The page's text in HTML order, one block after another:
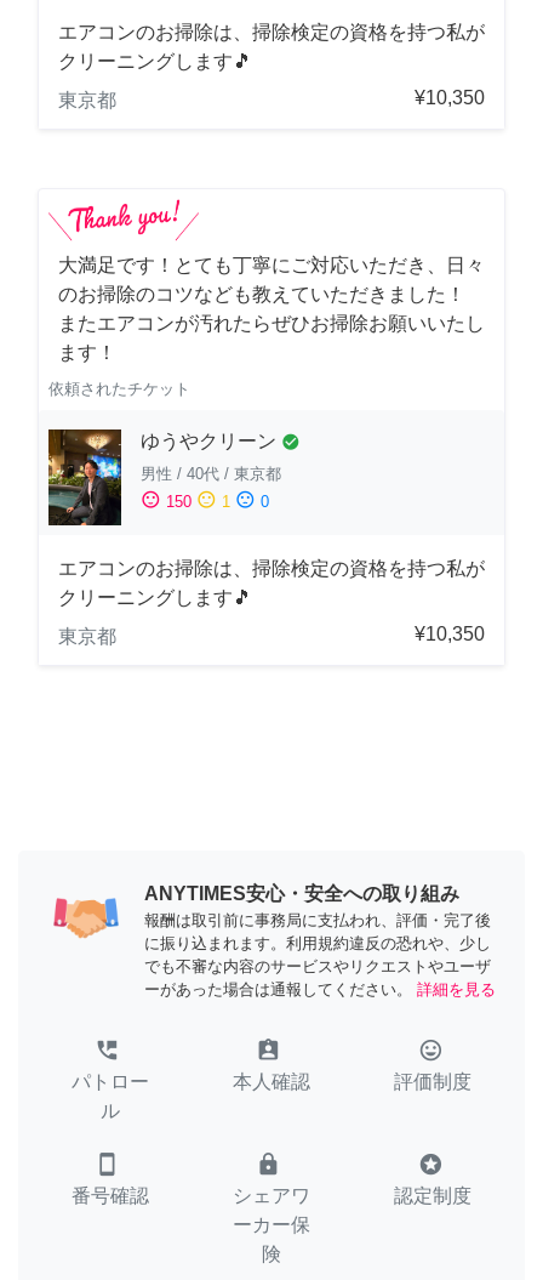
エアコンのお掃除は、掃除検定の資格を持つ私が
クリーニングします🎵
東京都
¥10,350
大満足です！とても丁寧にご対応いただき、日々
のお掃除のコツなども教えていただきました！
またエアコンが汚れたらぜひお掃除お願いいたし
ます！
依頼されたチケット
ゆうやクリーン check_circle
男性 / 40代 / 東京都
sentiment_satisfied 150 sentiment_neutral 1 sentiment_dissatisfied 0
エアコンのお掃除は、掃除検定の資格を持つ私が
クリーニングします🎵
東京都
¥10,350
ANYTIMES安心・安全への取り組み
報酬は取引前に事務局に支払われ、評価・完了後
に振り込まれます。利用規約違反の恐れや、少し
でも不審な内容のサービスやリクエストやユーザ
ーがあった場合は通報してください。
詳細を見る
perm_phone_msg
パトロー
ル
assignment_ind
本人確認
tag_faces
評価制度
smartphone
番号確認
lock
シェアワ
ーカー保
険
stars
認定制度